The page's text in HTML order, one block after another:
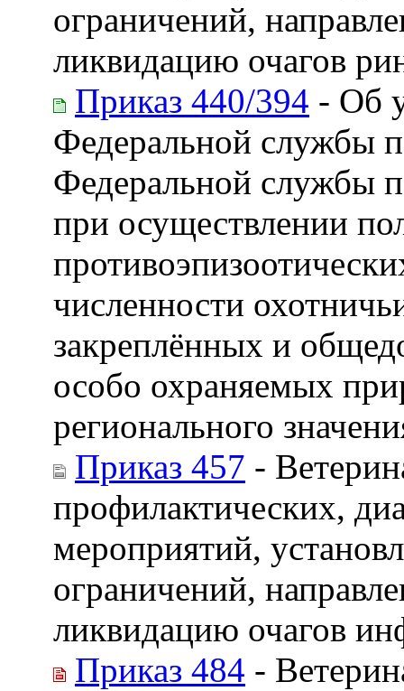
ограничений,
ликвидацию очагов
Приказ 440/394 - Об
Федеральной службы
Федеральной службы
при осуществлении
численности
закреплённых и
особо охраняемых
регионального
Приказ 457 -
профилактических,
мероприятий,
ограничений,
ликвидацию очагов
Приказ 484 -